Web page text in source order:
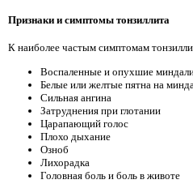
Признаки и симптомы тонзиллита
К наиболее частым симптомам
Воспаленные и опухшие
Белые или желтые пятна на
Сильная ангина
Затруднения при глотании
Царапающий голос
Плохо дыхание
Озноб
Лихорадка
Головная боль и боль в животе